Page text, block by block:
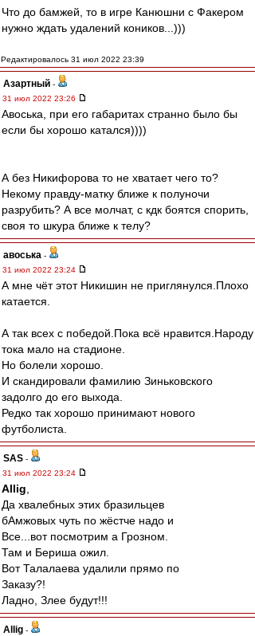
Что до бамжей, то в игре Канюшни с Факером
нужно ждать удалений коников...)))
Редактировалось 31 июл 2022 23:39
Азартный -
31 июл 2022 23:26
Авоська, при его габаритах странно было бы
если бы хорошо катался))))
А без Никифорова то не хватает чего то?
Некому правду-матку ближе к полуночи
разрубить? А все молчат, с кдк боятся спорить,
своя то шкура ближе к телу?
авоська -
31 июл 2022 23:24
А мне чёт этот Никишин не приглянулся.Плохо
катается.
А так всех с победой.Пока всё нравится.Народу
тока мало на стадионе.
Но болели хорошо.
И скандировали фамилию Зиньковского
задолго до его выхода.
Редко так хорошо принимают нового
футболиста.
SAS -
31 июл 2022 23:24
Allig
Да хвалебных этих бразильцев
бАмжовых чуть по жёстче надо и
Все...вот посмотрим а Грозном.
Там и Бериша ожил.
Вот Талалаева удалили прямо по
Заказу?!
Ладно, Злее будут!!!
Allig -